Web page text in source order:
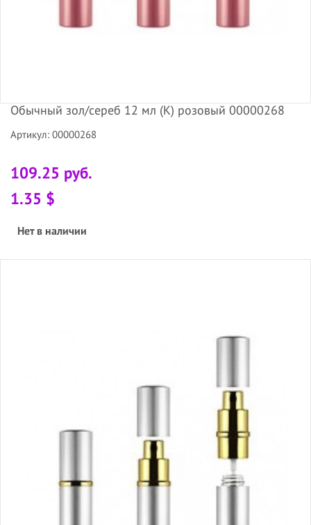
Обычный зол/сереб 12 мл (К) розовый 00000268
Артикул: 00000268
109.25 руб.
1.35 $
Нет в наличии